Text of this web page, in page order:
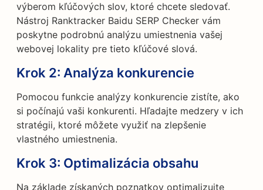
výberom kľúčových slov, ktoré chcete sledovať.
Nástroj Ranktracker Baidu SERP Checker vám
poskytne podrobnú analýzu umiestnenia vašej
webovej lokality pre tieto kľúčové slová.
Krok 2: Analýza konkurencie
Pomocou funkcie analýzy konkurencie zistíte, ako
si počínajú vaši konkurenti. Hľadajte medzery v ich
stratégii, ktoré môžete využiť na zlepšenie
vlastného umiestnenia.
Krok 3: Optimalizácia obsahu
Na základe získaných poznatkov optimalizujte